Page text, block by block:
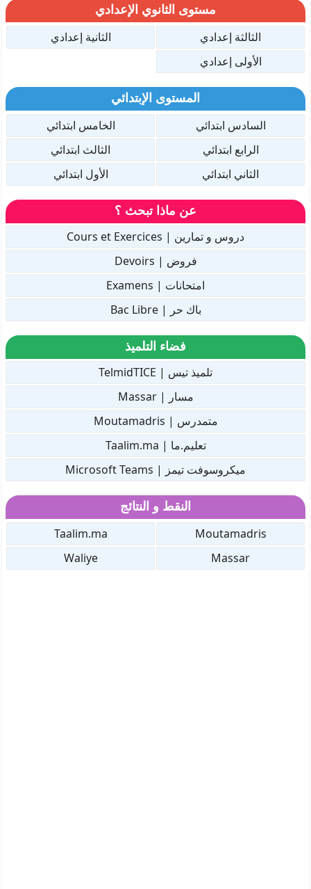
مستوى الثانوي الإعدادي
الثالثة إعدادي
الثانية إعدادي
الأولى إعدادي
المستوى الإبتدائي
السادس ابتدائي
الخامس ابتدائي
الرابع ابتدائي
الثالث ابتدائي
الثاني ابتدائي
الأول ابتدائي
عن ماذا تبحث ؟
دروس و تمارين | Cours et Exercices
فروض | Devoirs
امتحانات | Examens
باك حر | Bac Libre
فضاء التلميذ
تلميذ تيس | TelmidTICE
مسار | Massar
متمدرس | Moutamadris
تعليم.ما | Taalim.ma
ميكروسوفت تيمز | Microsoft Teams
النقط و النتائج
Moutamadris
Taalim.ma
Massar
Waliye